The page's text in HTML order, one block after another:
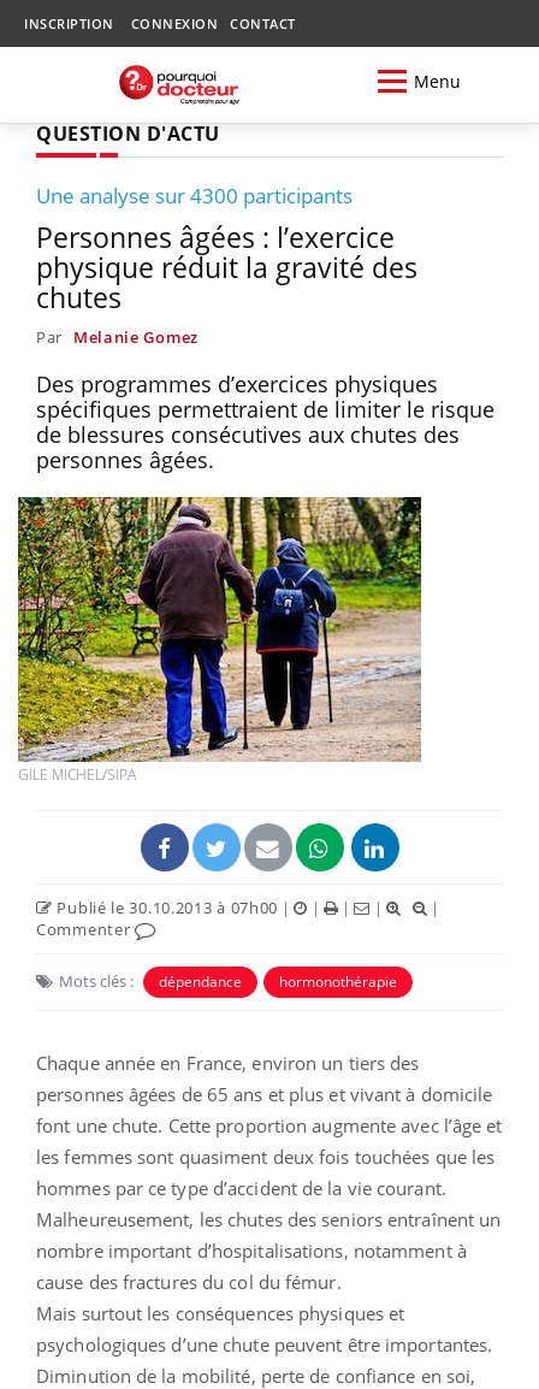
INSCRIPTION CONNEXION CONTACT
Menu
QUESTION D'ACTU
Une analyse sur 4300 participants
Personnes âgées : l’exercice
physique réduit la gravité des
chutes
Par Melanie Gomez
Des programmes d’exercices physiques
spécifiques permettraient de limiter le risque
de blessures consécutives aux chutes des
personnes âgées.
GILE MICHEL/SIPA
Publié le 30.10.2013 à 07h00 | | | |
|
Commenter
Mots clés : dépendance hormonothérapie
Chaque année en France, environ un tiers des
personnes âgées de 65 ans et plus et vivant à domicile
font une chute. Cette proportion augmente avec l’âge et
les femmes sont quasiment deux fois touchées que les
hommes par ce type d’accident de la vie courant.
Malheureusement, les chutes des seniors entraînent un
nombre important d’hospitalisations, notamment à
cause des fractures du col du fémur.
Mais surtout les conséquences physiques et
psychologiques d’une chute peuvent être importantes.
Diminution de la mobilité, perte de confiance en soi,